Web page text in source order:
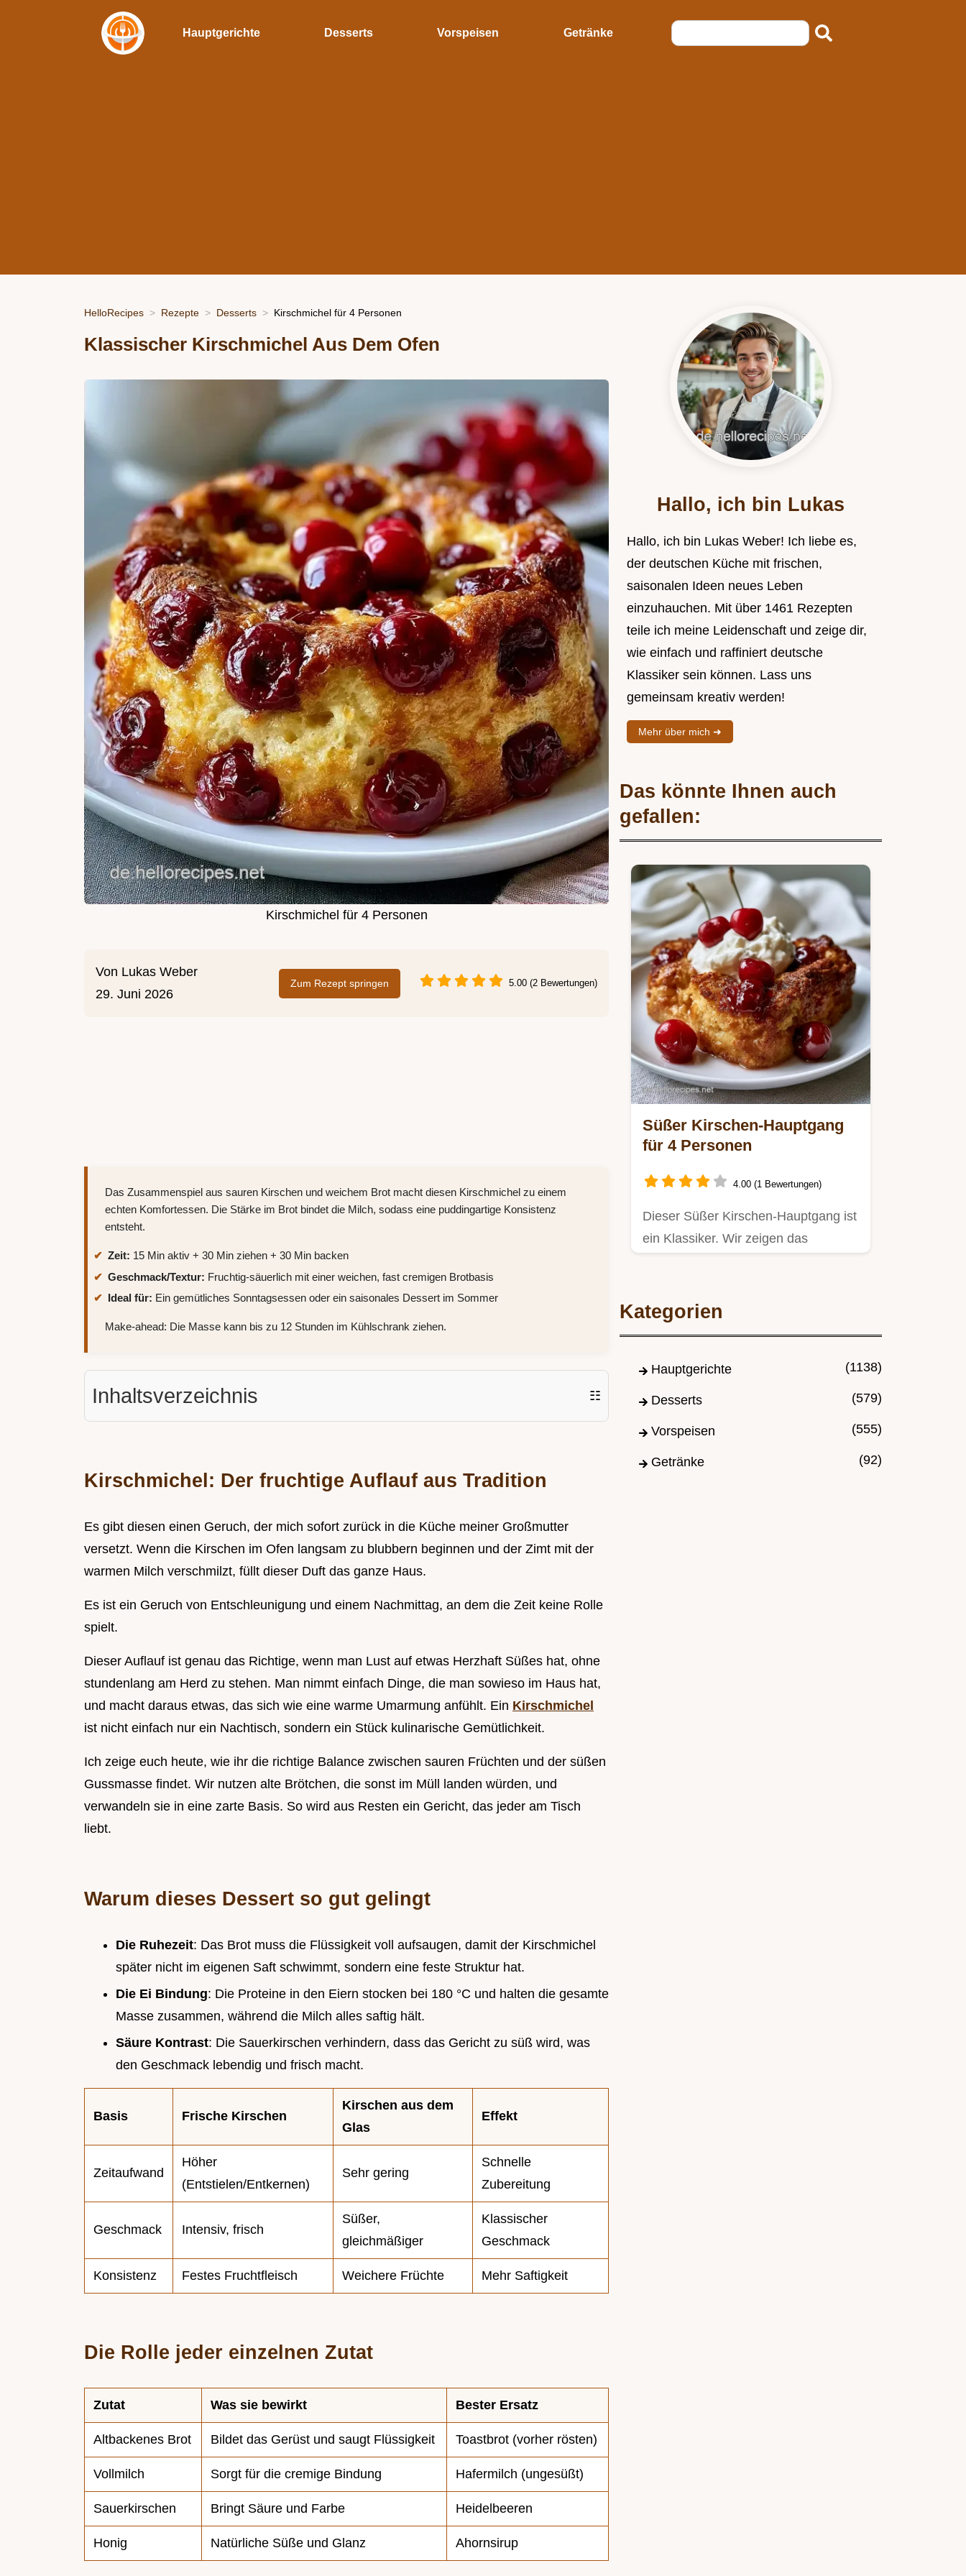
Hauptgerichte Desserts Vorspeisen Getränke
HelloRecipes Rezepte Desserts Kirschmichel für 4 Personen
Klassischer Kirschmichel Aus Dem Ofen
Kirschmichel für 4 Personen
Von Lukas Weber
29. Juni 2026
Zum Rezept springen 5.00 (2 Bewertungen)
Das Zusammenspiel aus sauren Kirschen und weichem Brot macht diesen Kirschmichel zu einem
echten Komfortessen. Die Stärke im Brot bindet die Milch, sodass eine puddingartige Konsistenz
entsteht.
Zeit: 15 Min aktiv + 30 Min ziehen + 30 Min backen
Geschmack/Textur: Fruchtig-säuerlich mit einer weichen, fast cremigen Brotbasis
Ideal für: Ein gemütliches Sonntagsessen oder ein saisonales Dessert im Sommer
Make-ahead: Die Masse kann bis zu 12 Stunden im Kühlschrank ziehen.
Inhaltsverzeichnis ☷
Kirschmichel: Der fruchtige Auflauf aus Tradition
Es gibt diesen einen Geruch, der mich sofort zurück in die Küche meiner Großmutter
versetzt. Wenn die Kirschen im Ofen langsam zu blubbern beginnen und der Zimt mit der
warmen Milch verschmilzt, füllt dieser Duft das ganze Haus.
Es ist ein Geruch von Entschleunigung und einem Nachmittag, an dem die Zeit keine Rolle
spielt.
Dieser Auflauf ist genau das Richtige, wenn man Lust auf etwas Herzhaft Süßes hat, ohne
stundenlang am Herd zu stehen. Man nimmt einfach Dinge, die man sowieso im Haus hat,
und macht daraus etwas, das sich wie eine warme Umarmung anfühlt. Ein Kirschmichel
ist nicht einfach nur ein Nachtisch, sondern ein Stück kulinarische Gemütlichkeit.
Ich zeige euch heute, wie ihr die richtige Balance zwischen sauren Früchten und der süßen
Gussmasse findet. Wir nutzen alte Brötchen, die sonst im Müll landen würden, und
verwandeln sie in eine zarte Basis. So wird aus Resten ein Gericht, das jeder am Tisch
liebt.
Warum dieses Dessert so gut gelingt
Die Ruhezeit: Das Brot muss die Flüssigkeit voll aufsaugen, damit der Kirschmichel
später nicht im eigenen Saft schwimmt, sondern eine feste Struktur hat.
Die Ei Bindung: Die Proteine in den Eiern stocken bei 180 °C und halten die gesamte
Masse zusammen, während die Milch alles saftig hält.
Säure Kontrast: Die Sauerkirschen verhindern, dass das Gericht zu süß wird, was
den Geschmack lebendig und frisch macht.
Basis Frische Kirschen
Kirschen aus dem
Glas
Effekt
Zeitaufwand
Höher
(Entstielen/Entkernen)
Sehr gering
Schnelle
Zubereitung
Geschmack Intensiv, frisch
Süßer,
gleichmäßiger
Klassischer
Geschmack
Konsistenz Festes Fruchtfleisch Weichere Früchte Mehr Saftigkeit
Die Rolle jeder einzelnen Zutat
Zutat Was sie bewirkt Bester Ersatz
Altbackenes Brot Bildet das Gerüst und saugt Flüssigkeit Toastbrot (vorher rösten)
Vollmilch Sorgt für die cremige Bindung Hafermilch (ungesüßt)
Sauerkirschen Bringt Säure und Farbe Heidelbeeren
Honig Natürliche Süße und Glanz Ahornsirup
Hallo, ich bin Lukas
Hallo, ich bin Lukas Weber! Ich liebe es,
der deutschen Küche mit frischen,
saisonalen Ideen neues Leben
einzuhauchen. Mit über 1461 Rezepten
teile ich meine Leidenschaft und zeige dir,
wie einfach und raffiniert deutsche
Klassiker sein können. Lass uns
gemeinsam kreativ werden!
Mehr über mich ➜
Das könnte Ihnen auch
gefallen:
Süßer Kirschen-Hauptgang
für 4 Personen
4.00 (1 Bewertungen)
Dieser Süßer Kirschen-Hauptgang ist
ein Klassiker. Wir zeigen das
Kategorien
Hauptgerichte (1138)
Desserts (579)
Vorspeisen (555)
Getränke (92)